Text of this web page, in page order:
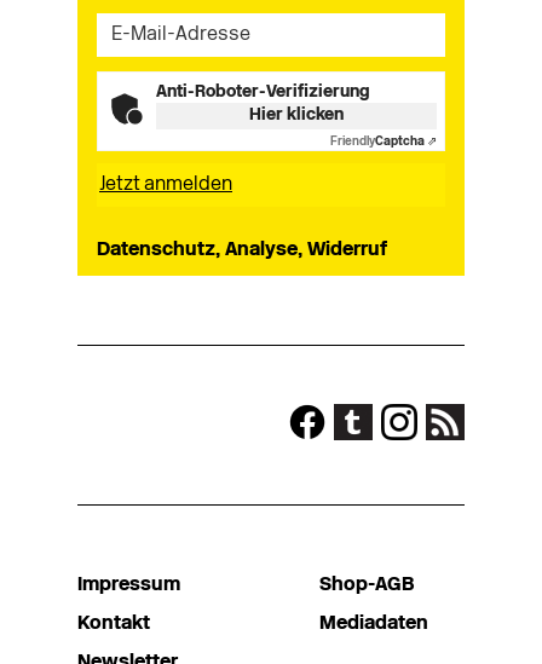
Anti-Roboter-Verifizierung
Hier klicken
FriendlyCaptcha ⇗
Datenschutz, Analyse, Widerruf
Impressum
Kontakt
Shop-AGB
Mediadaten